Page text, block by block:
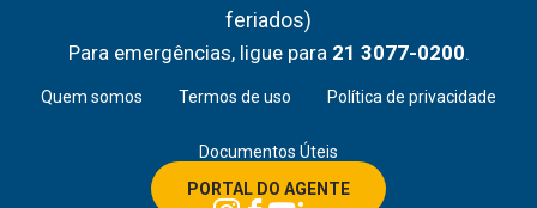
feriados)
Para emergências, ligue para 21 3077-0200.
Quem somos Termos de uso Política de privacidade
Documentos Úteis
PORTAL DO AGENTE